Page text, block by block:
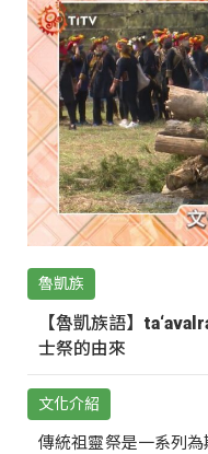
魯凱族
【魯凱族語】
士祭的由來
文化介紹
傳統祖靈祭是一系列